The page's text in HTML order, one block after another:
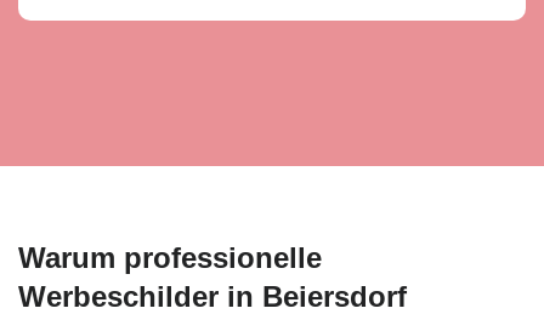
Warum professionelle
Werbeschilder in Beiersdorf